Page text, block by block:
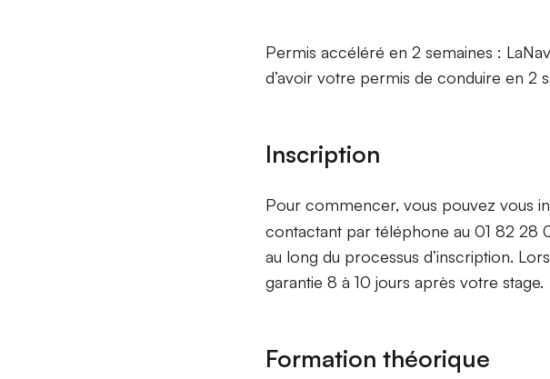
Permis accéléré en 2 semaines :
d’avoir votre permis de conduire en 2
Inscription
Pour commencer, vous pouvez vous
contactant par téléphone au 01 82 28
au long du processus d’inscription.
garantie 8 à 10 jours après votre stage.
Formation théorique